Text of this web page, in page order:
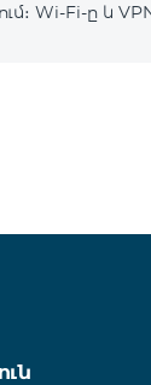
Wi-Fi-ը և